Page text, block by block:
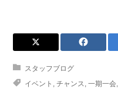
スタッフブログ
イベント , チャンス, 一期一会,